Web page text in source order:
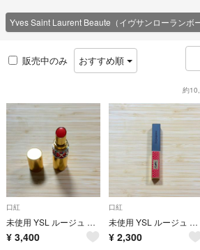
Yves Saint Laurent Beaute（イヴサンローランボ
販売中のみ おすすめ順
約
口紅
未使用 YSL ルージュ ヴォリュプテ シャイン No.135コライユ タンジェ
¥ 3,400
口紅
未使用 YSL ルージュ ピュールクチュール ザ スリム コレクター 120
¥ 2,300